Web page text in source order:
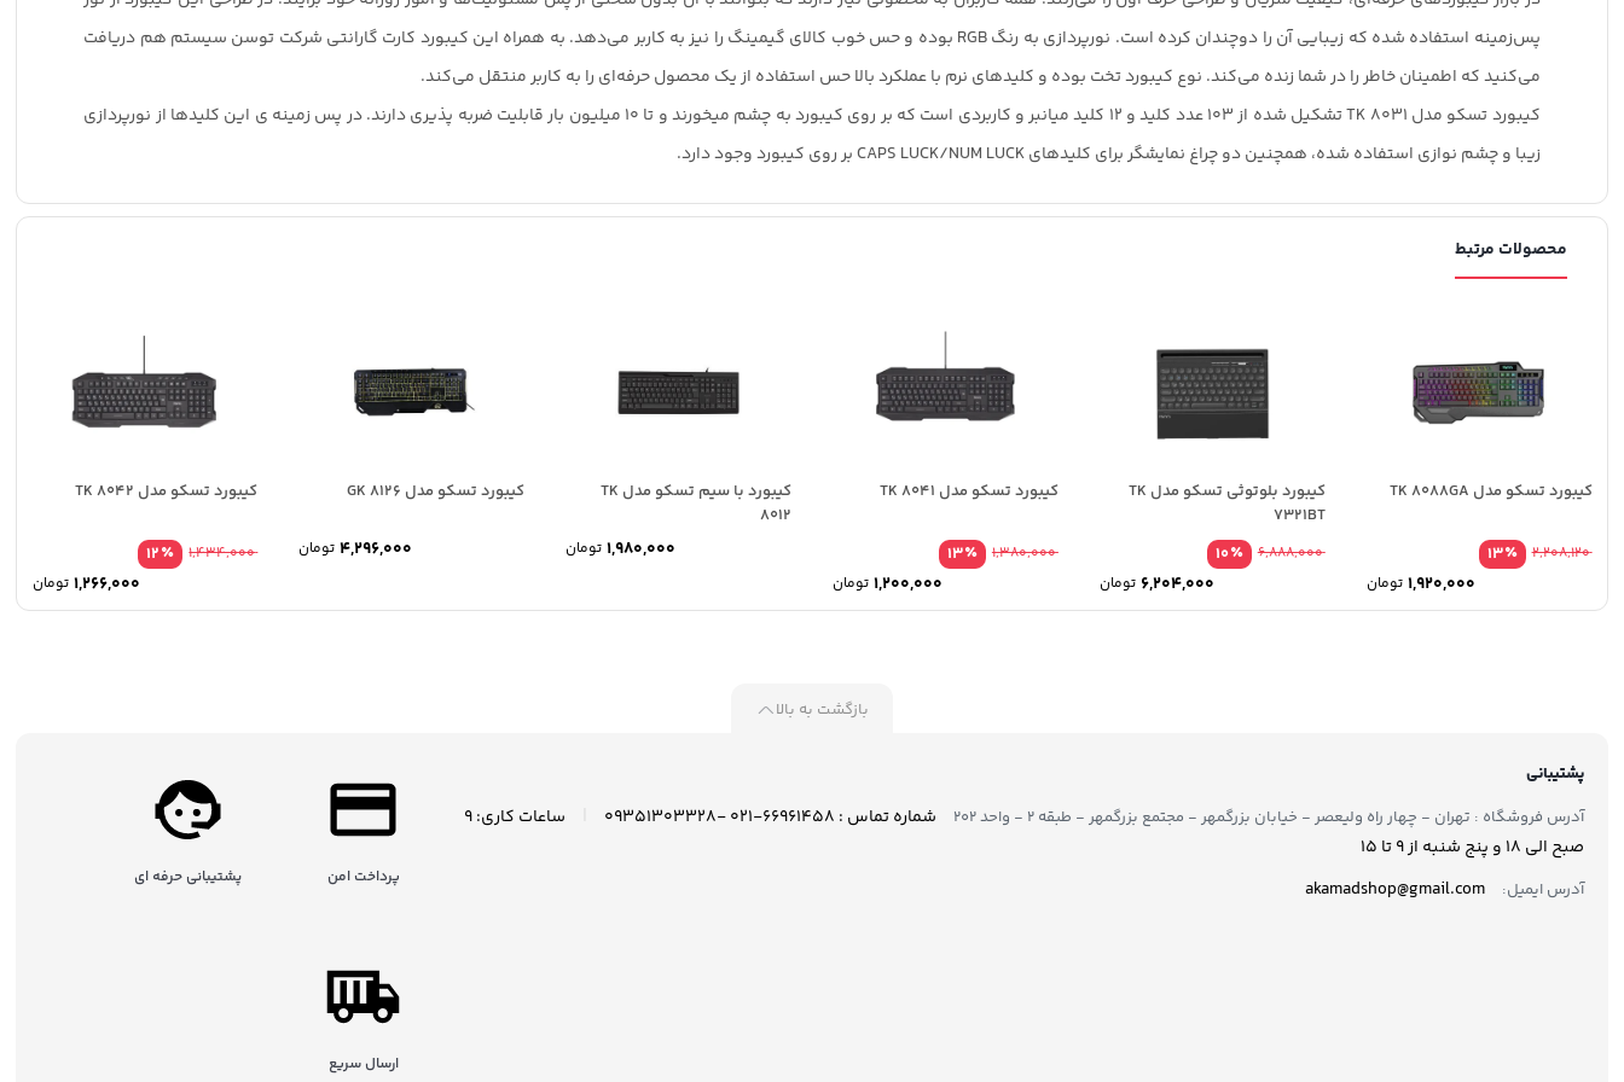
پس‌زمینه استفاده شده که زیبایی آن را دوچندان کرده است. نورپردازی به رنگ RGB بوده و حس خوب کالای گیمینگ را نیز به کاربر می‌دهد. به همراه این کیبورد کارت گارانتی شرکت توسن سیستم هم دریافت
می‌کنید که اطمینان خاطر را در شما زنده می‌کند. نوع کیبورد تخت بوده و کلیدهای نرم با عملکرد بالا حس استفاده از یک محصول حرفه‌ای را به کاربر منتقل می‌کند.
کیبورد تسکو مدل TK 8031 تشکیل شده از 103 عدد کلید و 12 کلید میانبر و کاربردی است که بر روی کیبورد به چشم میخورند و تا 10 میلیون بار قابلیت ضربه پذیری دارند. در پس زمینه ی این کلیدها از نورپردازی
زیبا و چشم نوازی استفاده شده، همچنین دو چراغ نمایشگر برای کلیدهای CAPS LUCK/NUM LUCK بر روی کیبورد وجود دارد.
محصولات مرتبط
کیبورد تسکو مدل TK 8088GA
٪13
2,208,120
تومان
کیبورد بلوتوثی تسکو مدل TK
7321BT
٪10
6,888,000
تومان
کیبورد تسکو مدل TK 8041
٪13
1,380,000
تومان
کیبورد با سیم تسکو مدل TK
8012
تومان
کیبورد تسکو مدل GK 8126
تومان
کیبورد تسکو مدل TK 8042
٪12
1,434,000
تومان
بازگشت به بالا
پشتیبانی
آدرس فروشگاه : تهران - چهار راه ولیعصر - خیابان بزرگمهر - مجتمع بزرگمهر - طبقه ۲ - واحد ۲۰۲
شماره تماس : ۶۶۹۶۱۴۵۸-۰۲۱ -۰۹۳۵۱۳۰۳۳۲۸
ساعات کاری: 9
صبح الی 18 و پنج شنبه از 9 تا ۱5
آدرس ایمیل: akamadshop@gmail.com پرداخت امن پشتیبانی حرفه ای
ارسال سریع